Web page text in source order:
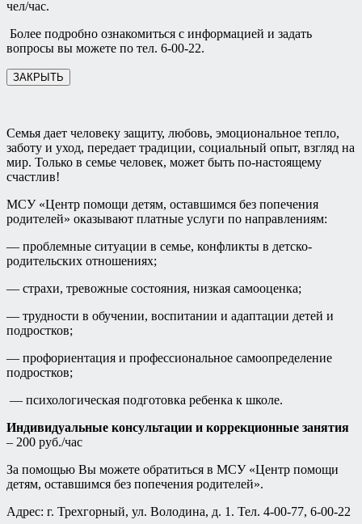
чел/час.
Более подробно ознакомиться с информацией и задать
вопросы вы можете по тел. 6-00-22.
ЗАКРЫТЬ
Семья дает человеку защиту, любовь, эмоциональное тепло,
заботу и уход, передает традиции, социальный опыт, взгляд на
мир. Только в семье человек, может быть по-настоящему
счастлив!
МСУ «Центр помощи детям, оставшимся без попечения
родителей» оказывают платные услуги по направлениям:
— проблемные ситуации в семье, конфликты в детско-
родительских отношениях;
— страхи, тревожные состояния, низкая самооценка;
— трудности в обучении, воспитании и адаптации детей и
подростков;
— профориентация и профессиональное самоопределение
подростков;
— психологическая подготовка ребенка к школе.
Индивидуальные консультации и коррекционные занятия
– 200 руб./час
За помощью Вы можете обратиться в МСУ «Центр помощи
детям, оставшимся без попечения родителей».
Адрес: г. Трехгорный, ул. Володина, д. 1. Тел. 4-00-77, 6-00-22